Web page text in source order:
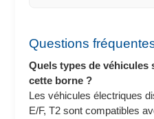
Questions
Quels types de véhicules
cette borne ?
Les véhicules électriques
E/F, T2 sont compatibles